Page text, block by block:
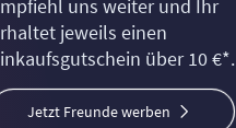
uns weiter und Ihr
jeweils einen
über 10 €*.
Jetzt Freunde werben